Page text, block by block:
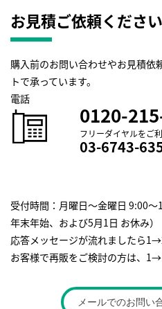
お見積ご依頼ください
購入前のお問い合わせやお見積依
トで承っています。
電話
0120-
フリーダイヤルをご
03-6743-
受付時間：月曜日～金曜日 9:00～
年末年始、および5月1日 お休み）
応答メッセージが流れましたら
お客様で再販をご検討の方は、
メールでのお問い